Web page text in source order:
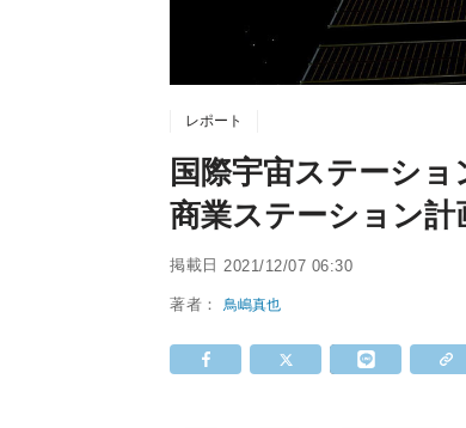
レポート
国際宇宙ステーシ
商業ステーション計
掲載日 2021/12/07 06:30
著者：鳥嶋真也